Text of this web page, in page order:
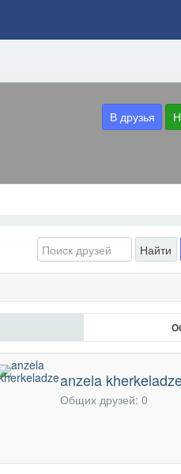
В друзья
В друзья Фото
Найти
anzela
Общих друзей: 0